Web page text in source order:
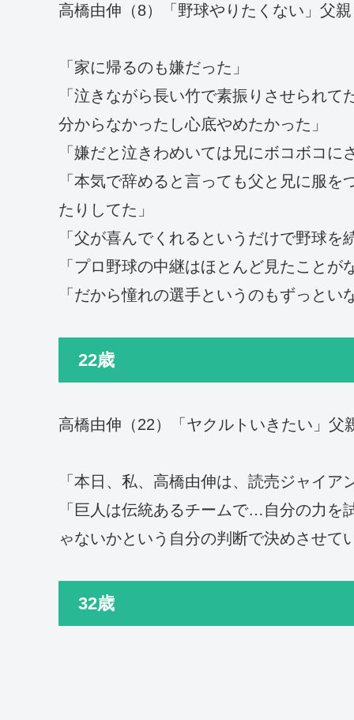
高橋由伸（8）「野球やりたくない」父
「家に帰るのも嫌だった」
「泣きながら長い竹で素振りさせられ
分からなかったし心底やめたかった」
「嫌だと泣きわめいては兄にボコボコに
「本気で辞めると言っても父と兄に服
たりしてた」
「父が喜んでくれるというだけで野球を
「プロ野球の中継はほとんど見たことが
「だから憧れの選手というのもずっとい
22歳
高橋由伸（22）「ヤクルトいきたい」父
「本日、私、高橋由伸は、読売ジャイ
「巨人は伝統あるチームで…自分の力を
ゃないかという自分の判断で決めさせて
32歳